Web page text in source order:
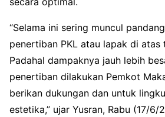
“Selama ini sering muncul
penertiban PKL atau lapak di atas
Padahal dampaknya jauh lebih
penertiban dilakukan Pemkot
berikan dukungan dan untuk
estetika,” ujar Yusran, Rabu (17/6/